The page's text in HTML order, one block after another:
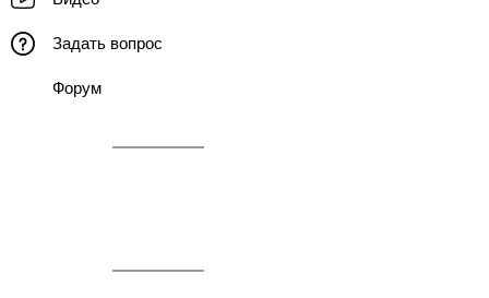
Задать вопрос
Форум